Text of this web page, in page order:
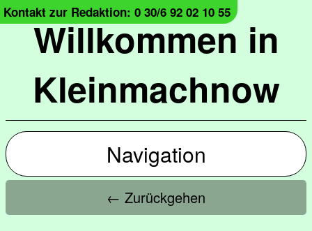
Willkommen in
Kleinmachnow
Kontakt zur Redaktion: 0 30/6 92 02 10 55
Navigation
← Zurückgehen